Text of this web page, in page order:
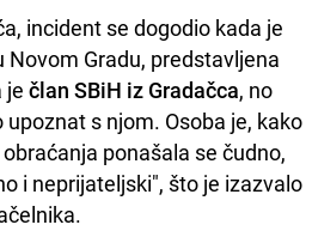
incident se dogodio kada je
Gradu, predstavljena
je član SBiH iz Gradačca, no
s njom. Osoba je, kako
ponašala se čudno,
i neprijateljski", što je izazvalo